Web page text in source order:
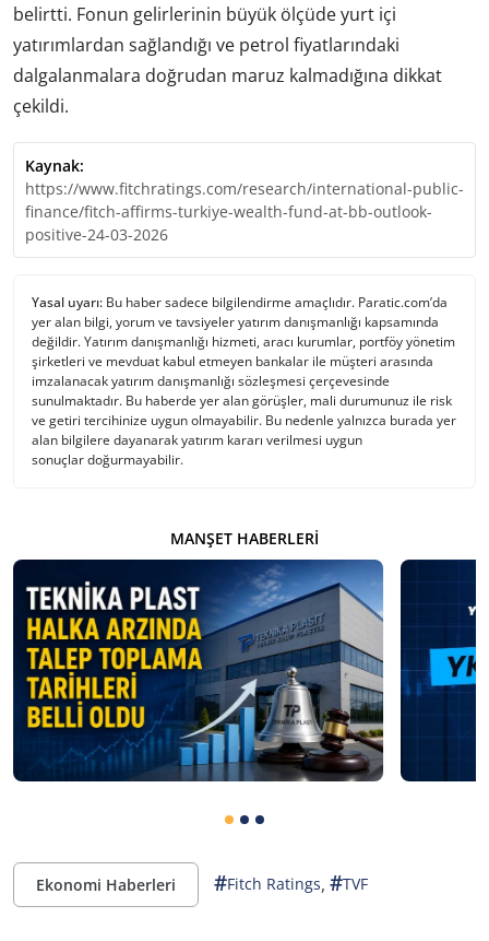
belirtti. Fonun gelirlerinin büyük ölçüde yurt içi
yatırımlardan sağlandığı ve petrol fiyatlarındaki
dalgalanmalara doğrudan maruz kalmadığına dikkat
çekildi.
Kaynak:
https://www.fitchratings.com/research/international-public-
finance/fitch-affirms-turkiye-wealth-fund-at-bb-outlook-
positive-24-03-2026
Yasal uyarı: Bu haber sadece bilgilendirme amaçlıdır. Paratic.com’da
yer alan bilgi, yorum ve tavsiyeler yatırım danışmanlığı kapsamında
değildir. Yatırım danışmanlığı hizmeti, aracı kurumlar, portföy yönetim
şirketleri ve mevduat kabul etmeyen bankalar ile müşteri arasında
imzalanacak yatırım danışmanlığı sözleşmesi çerçevesinde
sunulmaktadır. Bu haberde yer alan görüşler, mali durumunuz ile risk
ve getiri tercihinize uygun olmayabilir. Bu nedenle yalnızca burada yer
alan bilgilere dayanarak yatırım kararı verilmesi uygun
sonuçlar doğurmayabilir.
MANŞET HABERLERI
Ekonomi Haberleri #Fitch Ratings, #TVF